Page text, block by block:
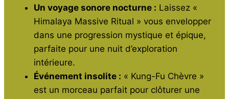
Un voyage sonore nocturne : Laissez «
Himalaya Massive Ritual » vous envelopper
dans une progression mystique et épique,
parfaite pour une nuit d’exploration
intérieure.
Événement insolite : « Kung-Fu Chèvre »
est un morceau parfait pour clôturer une